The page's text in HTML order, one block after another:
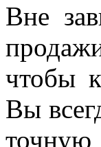
Вне
чтобы
Вы